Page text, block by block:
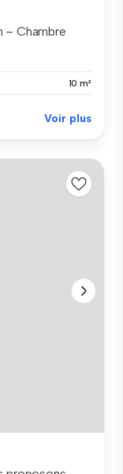
Chambre
10 m²
Voir plus